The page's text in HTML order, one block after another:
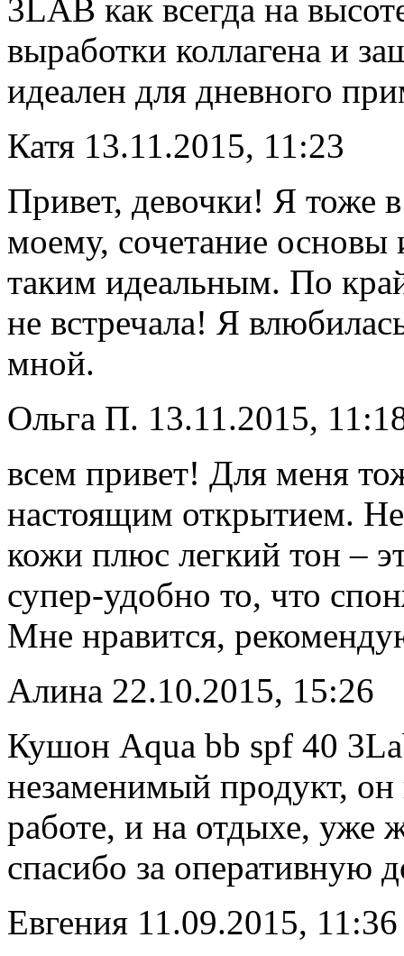
3LAB как всегда на
выработки коллагена и
идеален для дневного
Катя 13.11.2015, 11:23
Привет, девочки! Я тоже
моему, сочетание
таким идеальным. По
не встречала! Я
мной.
Ольга П. 13.11.2015,
всем привет! Для меня
настоящим открытием.
кожи плюс легкий тон –
супер-удобно то, что
Мне нравится,
Алина 22.10.2015, 15:26
Кушон Aqua bb spf 40
незаменимый продукт, он
работе, и на отдыхе, уже
спасибо за оперативную
Евгения 11.09.2015, 11:36